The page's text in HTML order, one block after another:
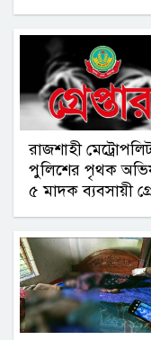
রাজশাহী
পুলিশের পৃথক
৫ মাদক ব্যবসায়ী